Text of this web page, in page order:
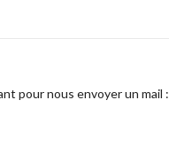
pour nous envoyer un mail :